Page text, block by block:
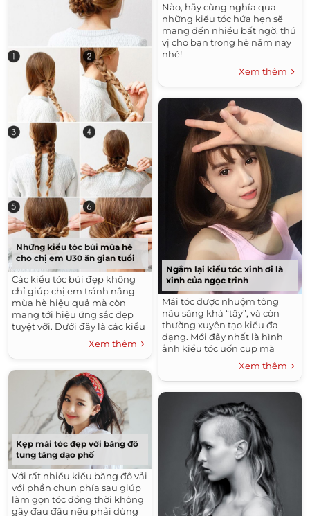
Những kiểu tóc búi mùa hè
cho chị em U30 ăn gian tuổi
Các kiểu tóc búi đẹp không
chỉ giúp chị em tránh nắng
mùa hè hiệu quả mà còn
mang tới hiệu ứng sắc đẹp
tuyệt vời. Dưới đây là các kiểu
tóc đẹp không chỉ phù hợp
với lứa tuổi này mà còn giúp
ăn gian tuổi hiệu quả nữa
nhé.
Xem thêm
Kẹp mái tóc đẹp với băng đô
tung tăng dạo phố
Với rất nhiều kiểu băng đô vải
với phần chun phía sau giúp
làm gọn tóc đồng thời không
gây đau đầu nếu phải dùng
Nào, hãy cùng nghía qua
những kiểu tóc hứa hẹn sẽ
mang đến nhiều bất ngờ, thú
vị cho bạn trong hè năm nay
nhé!
Xem thêm
Ngắm lại kiểu tóc xinh ơi là
xinh của ngọc trinh
Mái tóc được nhuộm tông
nâu sáng khá “tây”, và còn
thường xuyên tạo kiểu đa
dạng. Mới đây nhất là hình
ảnh kiểu tóc uốn cụp mà
Ngọc Trinh vừa đăng tải lên
trang cá nhân, vừa xinh tươi
lại quá đỗi trẻ trung!
Xem thêm